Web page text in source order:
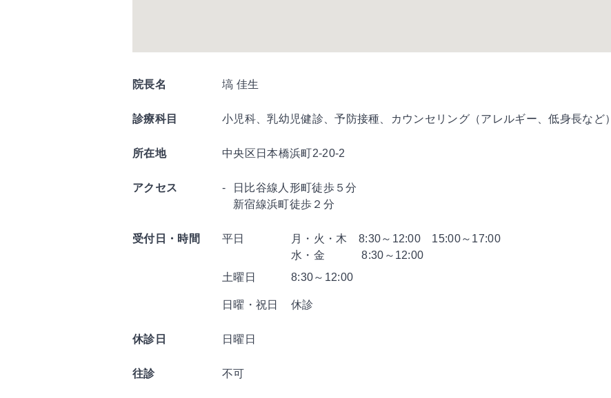
院長名 塙 佳生
診療科目 小児科、乳幼児健診、予防接種、カウンセリング（アレルギー、低身長など）
所在地 中央区日本橋浜町2-20-2
アクセス
日比谷線人形町徒歩５分
新宿線浜町徒歩２分
受付日・時間 平日
月・火・木 8:30～12:00 15:00～17:00
水・金 8:30～12:00
土曜日
8:30～12:00
日曜・祝日 休診
休診日 日曜日
往診 不可